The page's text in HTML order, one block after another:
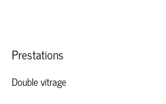
Prestations
Double vitrage